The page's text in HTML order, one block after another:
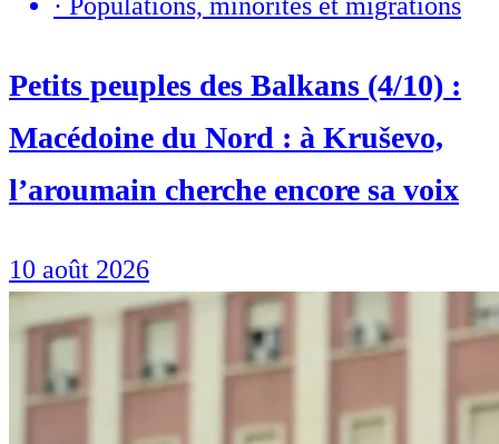
· Populations, minorités et migrations
Petits peuples des Balkans (4/10) :
Macédoine du Nord : à Kruševo,
l’aroumain cherche encore sa voix
10 août 2026